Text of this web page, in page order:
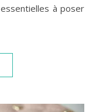
à poser